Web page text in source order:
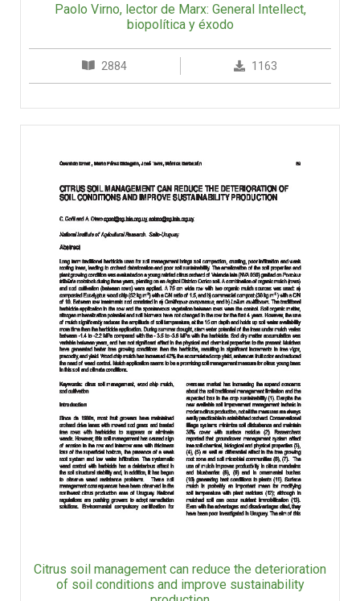
Paolo Virno, lector de Marx: General Intellect,
biopolítica y éxodo
2884 1163
Citrus soil management can reduce the deterioration
of soil conditions and improve sustainability